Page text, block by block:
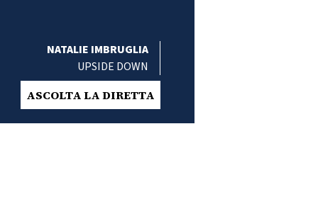
NATALIE IMBRUGLIA
UPSIDE DOWN
ASCOLTA LA DIRETTA